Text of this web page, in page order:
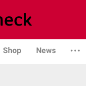
Shop News